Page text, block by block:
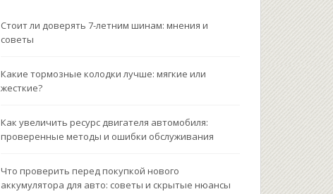
Стоит ли доверять 7-летним шинам: мнения и
советы
Какие тормозные колодки лучше: мягкие или
жесткие?
Как увеличить ресурс двигателя автомобиля:
проверенные методы и ошибки обслуживания
Что проверить перед покупкой нового
аккумулятора для авто: советы и скрытые нюансы